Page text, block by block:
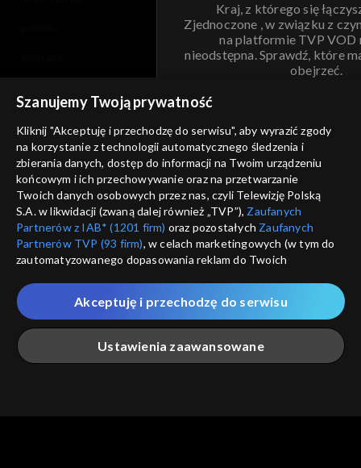
Kraj, z którego się
Zjednoczone , w związku z
na platformie TVP VOD
nieodstępna. Sprawdź, które
obejrzeć.
ANULUJ
informacje o dostawcy usług
Szanujemy Twoją prywatność
Kliknij "Akceptuję i przechodzę do serwisu", aby wyrazić zgody
na korzystanie z technologii automatycznego śledzenia i
zbierania danych, dostęp do informacji na Twoim urządzeniu
końcowym i ich przechowywanie oraz na przetwarzanie
Twoich danych osobowych przez nas, czyli Telewizję Polską
S.A. w likwidacji (zwaną dalej również „TVP”), Zaufanych
Partnerów z IAB* (1201 firm) oraz pozostałych Zaufanych
Partnerów TVP (93 firm), w celach marketingowych (w tym do
zautomatyzowanego dopasowania reklam do Twoich
które wskazujemy poniżej, a także zgody na udostępnianie
przez nas identyfikatora PPID do Google.
Twoje dane osobowe zbierane podczas odwiedzania przez
Ciebie naszych
poszczególnych serwisówzwanych dalej
„Portalem”, w tym informacje zapisywane za pomocą
Ustawienia zaawansowane
Akceptuję i przechodzę do serwisu